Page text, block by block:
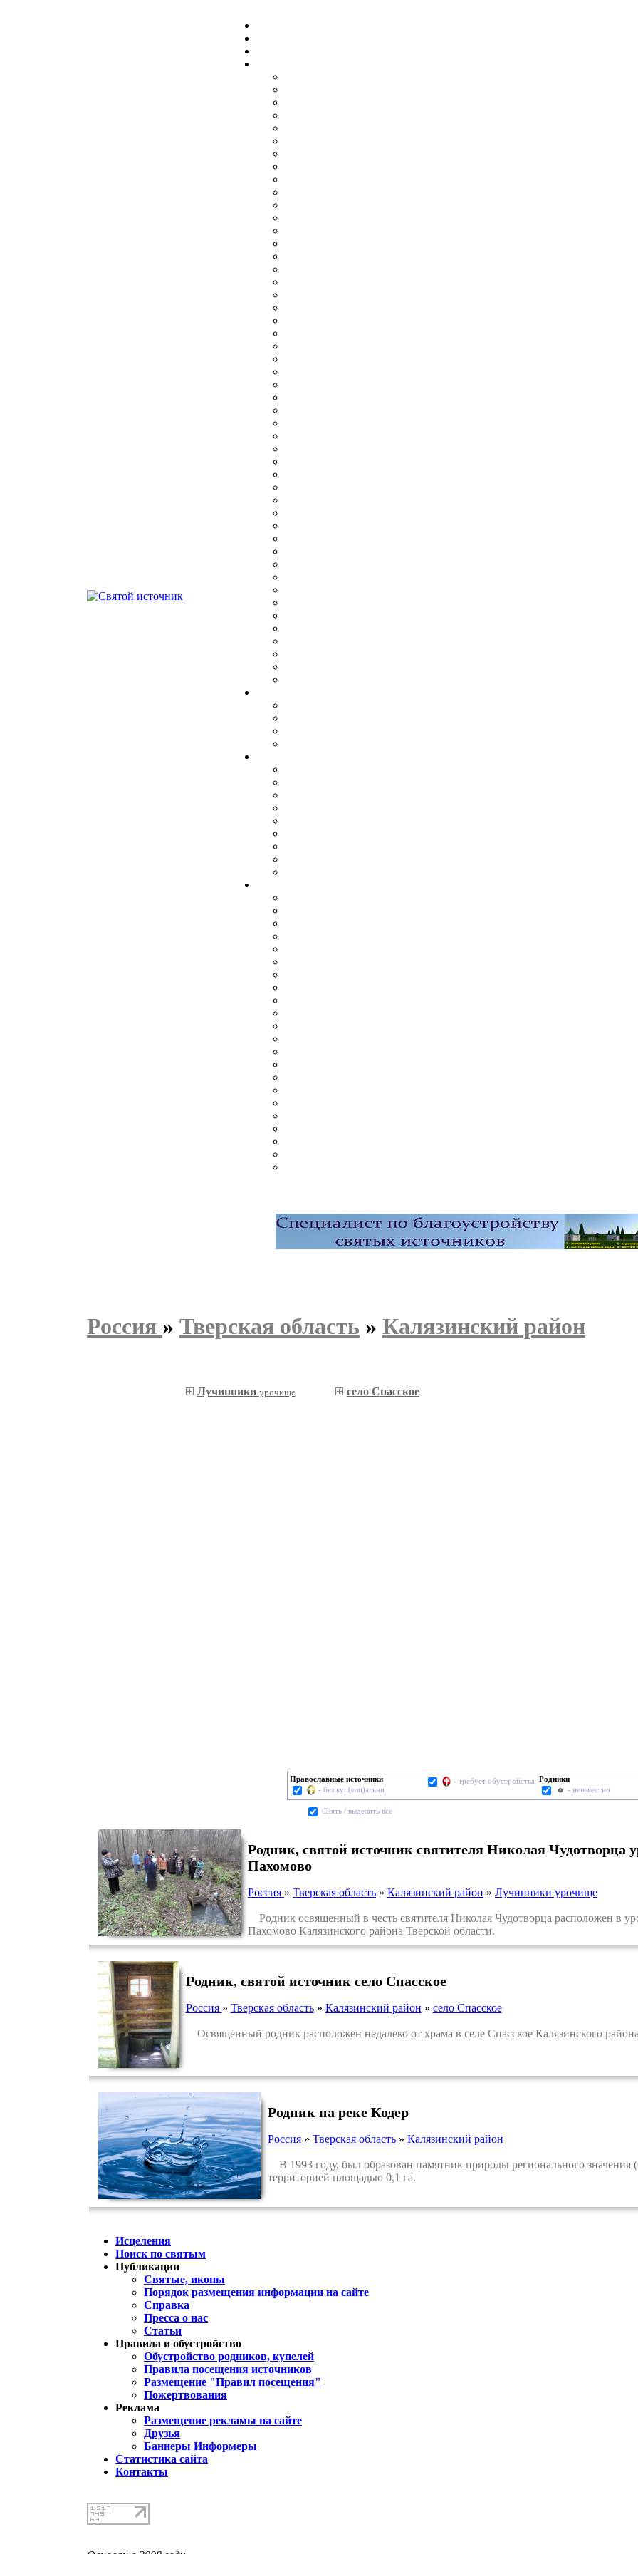
Россия » Тверская область » Калязинский район
Лучинники урочище село Спасское
Православные источники
- без куп(ели)альни
- требует обустройства Родники
- неизвестно
Cнять / выделить все
Родник, святой источник святителя Николая Чудотворца
Пахомово
Россия » Тверская область » Калязинский район » Лучинники урочище
Родник освященный в честь святителя Николая Чудотворца расположен в
Пахомово Калязинского района Тверской области.
Родник, святой источник село Спасское
Россия » Тверская область» Калязинский район » село Спасское
Освященный родник расположен недалеко от храма в селе Спасское Калязинского
Родник на реке Кодер
Россия » Тверская область» Калязинский район
В 1993 году, был образован памятник природы регионального
территорией площадью 0,1 га.
Исцеления
Поиск по святым
Публикации
Святые, иконы
Порядок размещения информации на сайте
Справка
Пресса о нас
Статьи
Правила и обустройство
Обустройство родников, купелей
Правила посещения источников
Размещение "Правил посещения"
Пожертвования
Реклама
Размещение рекламы на сайте
Друзья
Баннеры Информеры
Статистика сайта
Контакты